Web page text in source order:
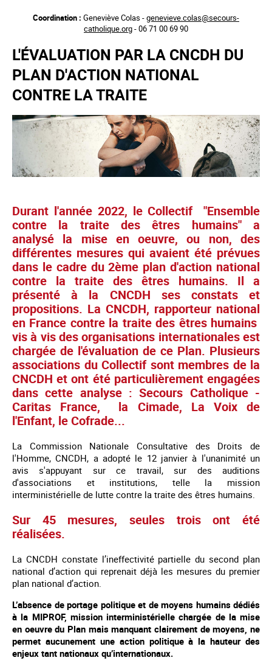
principal
Coordination : Geneviève Colas -genevieve.colas@secours-
catholique.org- 06 71 00 69 90
L'ÉVALUATION PAR LA CNCDH DU
PLAN D'ACTION NATIONAL
CONTRE LA TRAITE
Durant l'année 2022, le Collectif "Ensemble
contre la traite des êtres humains" a
analysé la mise en oeuvre, ou non, des
différentes mesures qui avaient été prévues
dans le cadre du 2ème plan d'action national
contre la traite des êtres humains. Il a
présenté à la CNCDH ses constats et
propositions. La CNCDH, rapporteur national
en France contre la traite des êtres humains
vis à vis des organisations internationales est
chargée de l'évaluation de ce Plan. Plusieurs
associations du Collectif sont membres de la
CNCDH et ont été particulièrement engagées
dans cette analyse : Secours Catholique -
Caritas France, la Cimade, La Voix de
l'Enfant, le Cofrade...
La Commission Nationale Consultative des Droits de
l'Homme, CNCDH, a adopté le 12 janvier à l'unanimité un
avis s'appuyant sur ce travail, sur des auditions
d'associations et institutions, telle la mission
interministérielle de lutte contre la traite des êtres humains.
Sur 45 mesures, seules trois ont été
réalisées.
La CNCDH constate l’ineffectivité partielle du second plan
national d’action qui reprenait déjà les mesures du premier
plan national d’action.
L’absence de portage politique et de moyens humains dédiés
à la MIPROF, mission interministérielle chargée de la mise
en oeuvre du Plan mais manquant clairement de moyens, ne
permet aucunement une action politique à la hauteur des
enjeux tant nationaux qu’internationaux.